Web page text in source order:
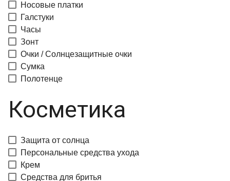
Носовые платки
Галстуки
Часы
Зонт
Очки / Солнцезащитные очки
Сумка
Полотенце
Косметика
Защита от солнца
Персональные средства ухода
Крем
Средства для бритья